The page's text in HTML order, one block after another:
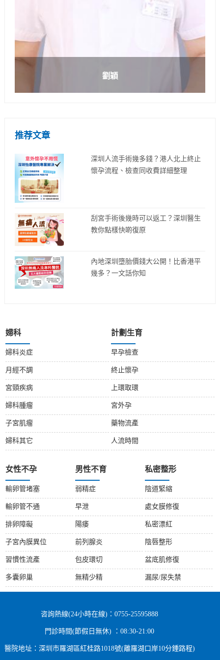
劉穎
推荐文章
深圳人流手術幾多錢？港人北上終止
懷孕流程、檢查同收費詳細整理
刮宮手術後幾時可以返工？深圳醫生
教你點樣快啲復原
內地深圳墮胎價錢大公開！比香港平
幾多？一文話你知
婦科
婦科炎症
月經不調
宮頸疾病
婦科腫瘤
子宮肌瘤
婦科其它
計劃生育
早孕檢查
終止懷孕
上環取環
宮外孕
藥物流產
人流時間
女性不孕
輸卵管堵塞
輸卵管不通
排卵障礙
子宮內膜異位
習慣性流產
多囊卵巢
男性不育
弱精症
早泄
陽痿
前列腺炎
包皮環切
無精少精
私密整形
陰道緊縮
處女膜修復
私密漂紅
陰唇整形
盆底肌修復
漏尿/尿失禁
咨詢熱線(24小時在線)：0755-25595888
門診時間(節假日無休) ：08:30-21:00
醫院地址：深圳市羅湖區紅桂路1018號(離羅湖口岸10分鍾路程)